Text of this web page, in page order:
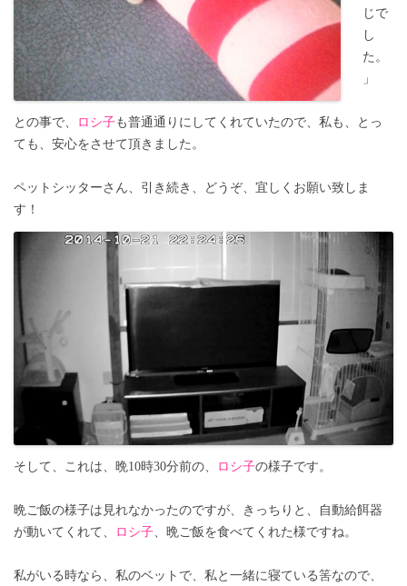
じで
し
た。
」
との事で、 ロシ子も普通通りにしてくれていたので、私も、とっ
ても、安心をさせて頂きました。
ペットシッターさん、引き続き、どうぞ、宜しくお願い致しま
す！
そして、これは、晩10時30分前の、 ロシ子の様子です。
晩ご飯の様子は見れなかったのですが、きっちりと、自動給餌器
が動いてくれて、
ロシ子、晩ご飯を食べてくれた様ですね。
私がいる時なら、私のベットで、私と一緒に寝ている筈なので、